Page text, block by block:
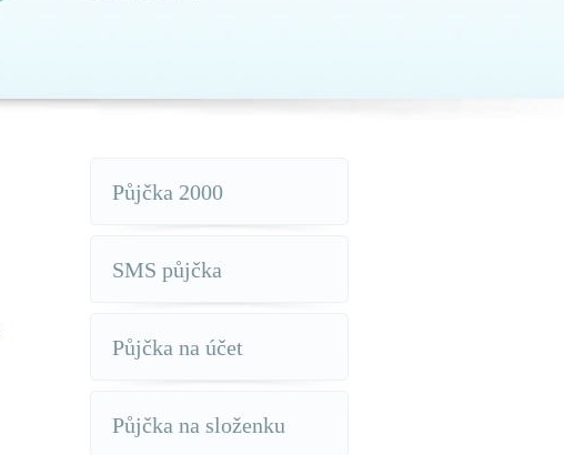
Půjčka 2000
SMS půjčka
Půjčka na účet
Půjčka na složenku